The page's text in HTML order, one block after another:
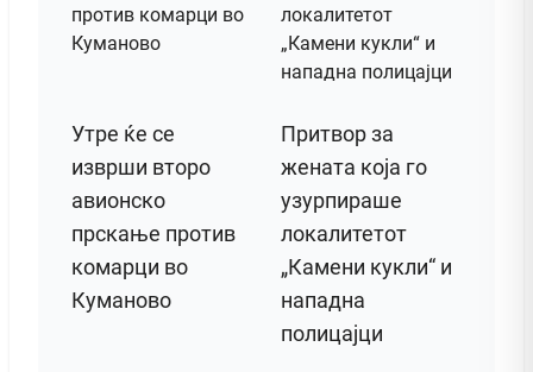
Утре ќе се
изврши второ
авионско
прскање против
комарци во
Куманово
Притвор за
жената која го
узурпираше
локалитетот
„Камени кукли“ и
нападна
полицајци